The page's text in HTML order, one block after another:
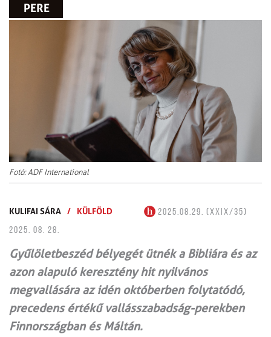
PERE
Fotó: ADF International
KULIFAI SÁRA / KÜLFÖLD
2025.08.29. (XXIX/35)
2025. 08. 28.
Gyűlöletbeszéd bélyegét ütnék a Bibliára és az
azon alapuló keresztény hit nyilvános
megvallására az idén októberben folytatódó,
precedens értékű vallásszabadság-perekben
Finnországban és Máltán.